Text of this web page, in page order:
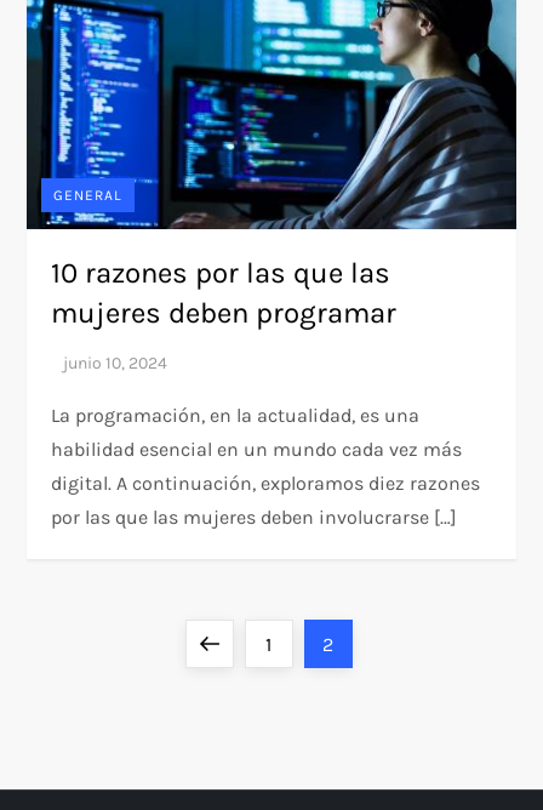
GENERAL
10 razones por las que las
mujeres deben programar
La programación, en la actualidad, es una
habilidad esencial en un mundo cada vez más
digital. A continuación, exploramos diez razones
por las que las mujeres deben involucrarse […]
PáginaPágina
1 Página
2